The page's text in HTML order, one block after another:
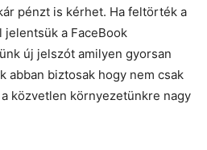
pénzt is kérhet. Ha feltörték a
jelentsük a FaceBook
új jelszót amilyen gyorsan
abban biztosak hogy nem csak
közvetlen környezetünkre nagy